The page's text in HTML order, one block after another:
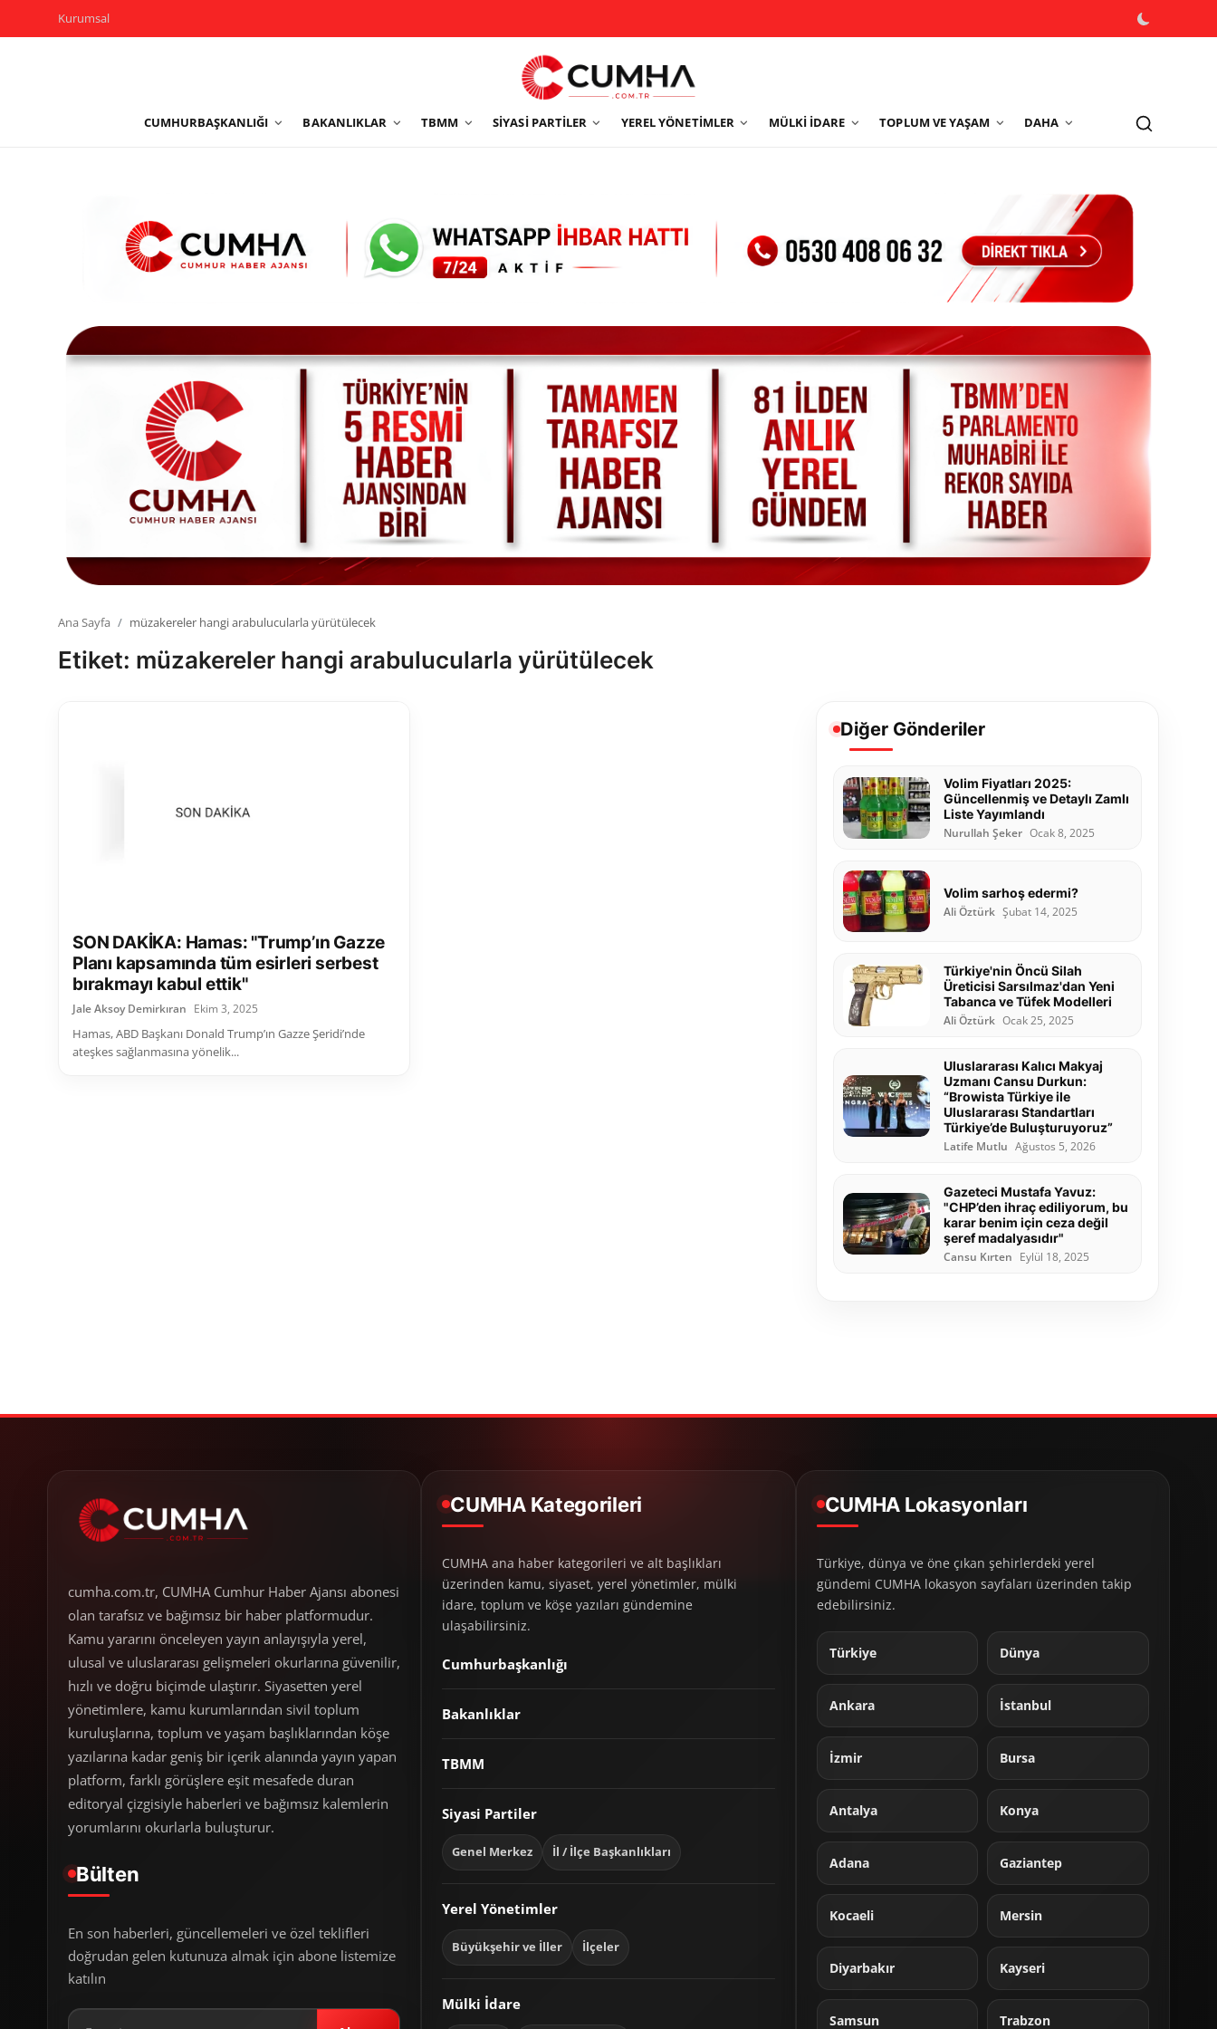
Kurumsal
CUMHURBAŞKANLIĞI BAKANLIKLAR TBMM SIYASI PARTILER YEREL YÖNETIMLER MÜLKI İDARE TOPLUM VE YAŞAM DAHA
Yerel Yönetimler
Sivil Toplum Kuruluşları
Kamu Kurumları ve Üst Kurullar
Resmi Reklamlar
Ana Sayfa müzakereler hangi arabulucularla yürütülecek
Etiket: müzakereler hangi arabulucularla yürütülecek
SON DAKİKA: Hamas: "Trump’ın Gazze
Planı kapsamında tüm esirleri serbest
bırakmayı kabul ettik"
Jale Aksoy Demirkıran Ekim 3, 2025
Hamas, ABD Başkanı Donald Trump’ın Gazze Şeridi’nde
ateşkes sağlanmasına yönelik...
Diğer Gönderiler
Volim Fiyatları 2025:
Güncellenmiş ve Detaylı Zamlı
Liste Yayımlandı
Nurullah Şeker Ocak 8, 2025
Volim sarhoş edermi?
Ali Öztürk Şubat 14, 2025
Türkiye'nin Öncü Silah
Üreticisi Sarsılmaz'dan Yeni
Tabanca ve Tüfek Modelleri
Ali Öztürk Ocak 25, 2025
Uluslararası Kalıcı Makyaj
Uzmanı Cansu Durkun:
“Browista Türkiye ile
Uluslararası Standartları
Türkiye’de Buluşturuyoruz”
Latife Mutlu Ağustos 5, 2026
Gazeteci Mustafa Yavuz:
"CHP’den ihraç ediliyorum, bu
karar benim için ceza değil
şeref madalyasıdır"
Cansu Kırten Eylül 18, 2025
cumha.com.tr, CUMHA Cumhur Haber Ajansı abonesi
olan tarafsız ve bağımsız bir haber platformudur.
Kamu yararını önceleyen yayın anlayışıyla yerel,
ulusal ve uluslararası gelişmeleri okurlarına güvenilir,
hızlı ve doğru biçimde ulaştırır. Siyasetten yerel
yönetimlere, kamu kurumlarından sivil toplum
kuruluşlarına, toplum ve yaşam başlıklarından köşe
yazılarına kadar geniş bir içerik alanında yayın yapan
platform, farklı görüşlere eşit mesafede duran
editoryal çizgisiyle haberleri ve bağımsız kalemlerin
yorumlarını okurlarla buluşturur.
Bülten
En son haberleri, güncellemeleri ve özel teklifleri
doğrudan gelen kutunuza almak için abone listemize
katılın
CUMHA Kategorileri
CUMHA ana haber kategorileri ve alt başlıkları
üzerinden kamu, siyaset, yerel yönetimler, mülki
idare, toplum ve köşe yazıları gündemine
ulaşabilirsiniz.
Cumhurbaşkanlığı
Bakanlıklar
TBMM
Siyasi Partiler
Genel Merkez İl / İlçe Başkanlıkları
Yerel Yönetimler
Büyükşehir ve İller İlçeler
Mülki İdare
CUMHA Lokasyonları
Türkiye, dünya ve öne çıkan şehirlerdeki yerel
gündemi CUMHA lokasyon sayfaları üzerinden takip
edebilirsiniz.
Türkiye Dünya
Ankara İstanbul
İzmir Bursa
Antalya Konya
Adana Gaziantep
Kocaeli Mersin
Diyarbakır Kayseri
Samsun Trabzon